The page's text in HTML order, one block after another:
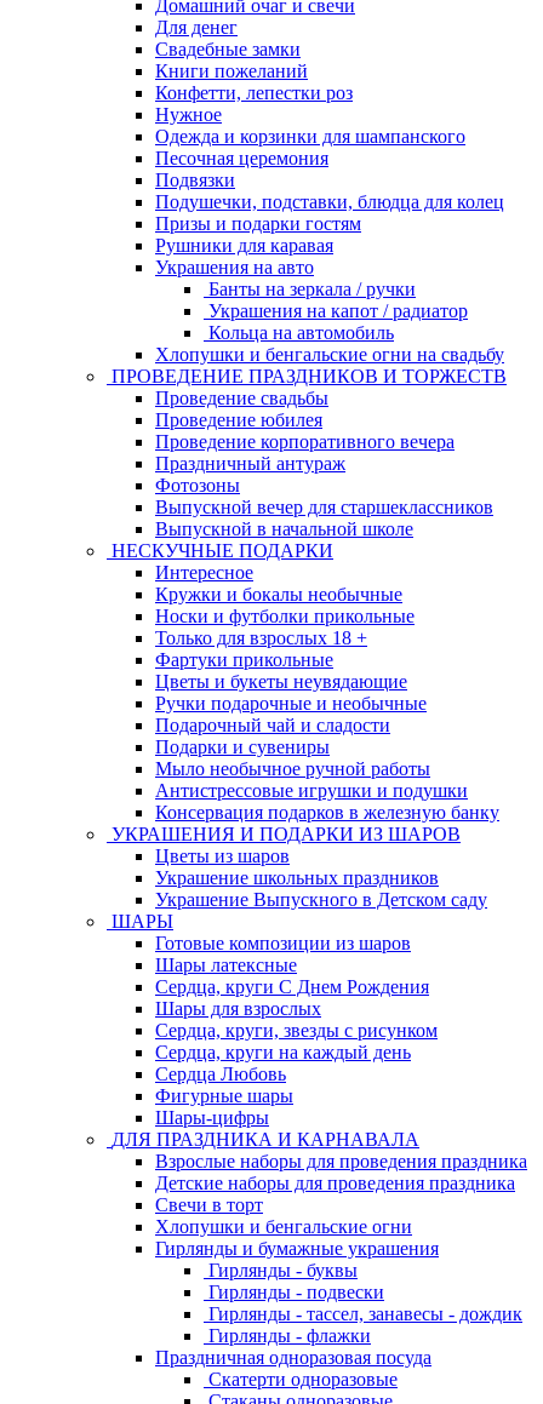
Домашний очаг и свечи
Для денег
Свадебные замки
Книги пожеланий
Конфетти, лепестки роз
Нужное
Одежда и корзинки для шампанского
Песочная церемония
Подвязки
Подушечки, подставки, блюдца для колец
Призы и подарки гостям
Рушники для каравая
Украшения на авто
Банты на зеркала / ручки
Украшения на капот / радиатор
Кольца на автомобиль
Хлопушки и бенгальские огни на свадьбу
ПРОВЕДЕНИЕ ПРАЗДНИКОВ И ТОРЖЕСТВ
Проведение свадьбы
Проведение юбилея
Проведение корпоративного вечера
Праздничный антураж
Фотозоны
Выпускной вечер для старшеклассников
Выпускной в начальной школе
НЕСКУЧНЫЕ ПОДАРКИ
Интересное
Кружки и бокалы необычные
Носки и футболки прикольные
Только для взрослых 18 +
Фартуки прикольные
Цветы и букеты неувядающие
Ручки подарочные и необычные
Подарочный чай и сладости
Подарки и сувениры
Мыло необычное ручной работы
Антистрессовые игрушки и подушки
Консервация подарков в железную банку
УКРАШЕНИЯ И ПОДАРКИ ИЗ ШАРОВ
Цветы из шаров
Украшение школьных праздников
Украшение Выпускного в Детском саду
ШАРЫ
Готовые композиции из шаров
Шары латексные
Сердца, круги С Днем Рождения
Шары для взрослых
Сердца, круги, звезды с рисунком
Сердца, круги на каждый день
Сердца Любовь
Фигурные шары
Шары-цифры
ДЛЯ ПРАЗДНИКА И КАРНАВАЛА
Взрослые наборы для проведения праздника
Детские наборы для проведения праздника
Свечи в торт
Хлопушки и бенгальские огни
Гирлянды и бумажные украшения
Гирлянды - буквы
Гирлянды - подвески
Гирлянды - тассел, занавесы - дождик
Гирлянды - флажки
Праздничная одноразовая посуда
Скатерти одноразовые